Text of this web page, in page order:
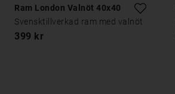
Ram London Valnöt 40x40
Svensktillverkad ram med valnöt
399 kr